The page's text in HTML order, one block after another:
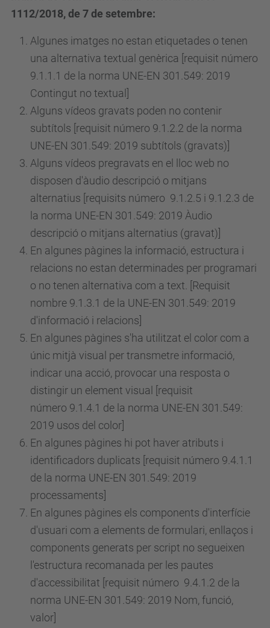
1112/2018, de 7 de setembre:
Algunes imatges no estan etiquetades o tenen
una alternativa textual genèrica [requisit número
9.1.1.1 de la norma UNE-EN 301.549: 2019
Contingut no textual]
Alguns vídeos gravats poden no contenir
subtítols [requisit número 9.1.2.2 de la norma
UNE-EN 301.549: 2019 subtítols (gravats)]
Alguns vídeos pregravats en el lloc web no
disposen d'àudio descripció o mitjans
alternatius [requisits número 9.1.2.5 i 9.1.2.3 de
la norma UNE-EN 301.549: 2019 Àudio
descripció o mitjans alternatius (gravat)]
En algunes pàgines la informació, estructura i
relacions no estan determinades per programari
o no tenen alternativa com a text. [Requisit
nombre 9.1.3.1 de la UNE-EN 301.549: 2019
d'informació i relacions]
En algunes pàgines s'ha utilitzat el color com a
únic mitjà visual per transmetre informació,
indicar una acció, provocar una resposta o
distingir un element visual [requisit
número 9.1.4.1 de la norma UNE-EN 301.549:
2019 usos del color]
En algunes pàgines hi pot haver atributs i
identificadors duplicats [requisit número 9.4.1.1
de la norma UNE-EN 301.549: 2019
processaments]
En algunes pàgines els components d'interfície
d'usuari com a elements de formulari, enllaços i
components generats per script no segueixen
l'estructura recomanada per les pautes
d'accessibilitat [requisit número 9.4.1.2 de la
norma UNE-EN 301.549: 2019 Nom, funció,
valor]